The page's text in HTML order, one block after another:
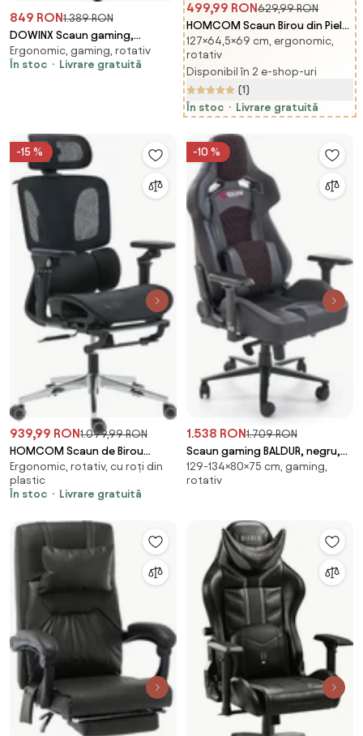
849 RON1.389 RON
DOWINX Scaun gaming,
ergonomic, suport lombar cu
masaj, spătar rabatabil,
Ergonomic, gaming, rotativ
În stoc
Livrare gratuită
499,99 RON629,99 RON
HOMCOM Scaun Birou din Piele
Artificială Neagră Înălțime
Reglabilă Spătar Rabatabil
64.5x69x127cm | Aosom
Romania
127×64,5×69 cm, ergonomic,
rotativ
Disponibil în 2 e-shop-uri
(1)
În stoc
Livrare gratuită
-15 %
939,99 RON1.099,99 RON
HOMCOM Scaun de Birou
Ergonomic din Plasă cu Cotiere,
Tetieră, Spătar Reglabil, Funcție
Legănare, Negru | Aosom
Ergonomic, rotativ, cu roți din
plastic
În stoc
Livrare gratuită
-10 %
1.538 RON1.709 RON
Scaun gaming BALDUR, negru,
piele ecologica/metal,
80x75x129/134 cm
129-134×80×75 cm, gaming,
rotativ